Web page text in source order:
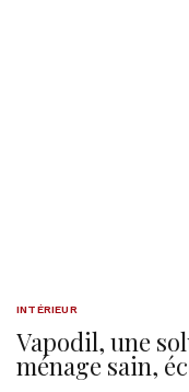
INTÉRIEUR
Vapodil, une
ménage sain,